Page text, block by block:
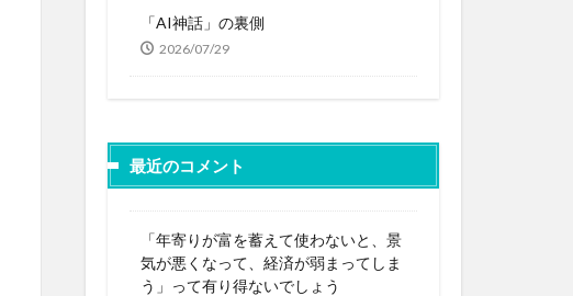
「AI神話」の裏側
2026/07/29
最近のコメント
「年寄りが富を蓄えて使わないと、景
気が悪くなって、経済が弱まってしま
う」って有り得ないでしょう